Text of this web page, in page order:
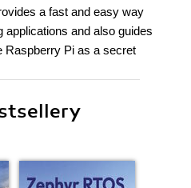
a fast and easy way
applications and also guides
Raspberry Pi as a secret